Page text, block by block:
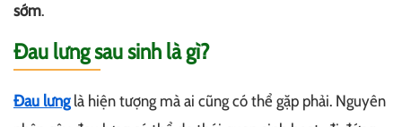
sớm.
Đau lưng sau sinh là gì?
Đau lưnglà hiện tượng mà ai cũng có thể gặp phải. Nguyên